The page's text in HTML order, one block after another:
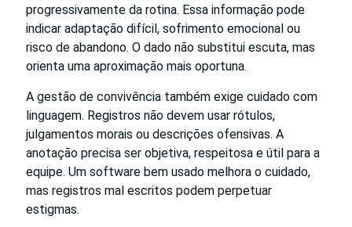
progressivamente da rotina. Essa informação pode
indicar adaptação difícil, sofrimento emocional ou
risco de abandono. O dado não substitui escuta, mas
orienta uma aproximação mais oportuna.
A gestão de convivência também exige cuidado com
linguagem. Registros não devem usar rótulos,
julgamentos morais ou descrições ofensivas. A
anotação precisa ser objetiva, respeitosa e útil para a
equipe. Um software bem usado melhora o cuidado,
mas registros mal escritos podem perpetuar
estigmas.